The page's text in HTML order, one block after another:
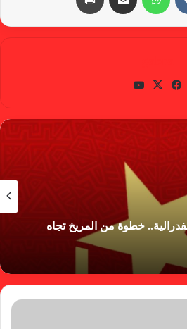
في
وك
X
خطوة من المريخ تجاه